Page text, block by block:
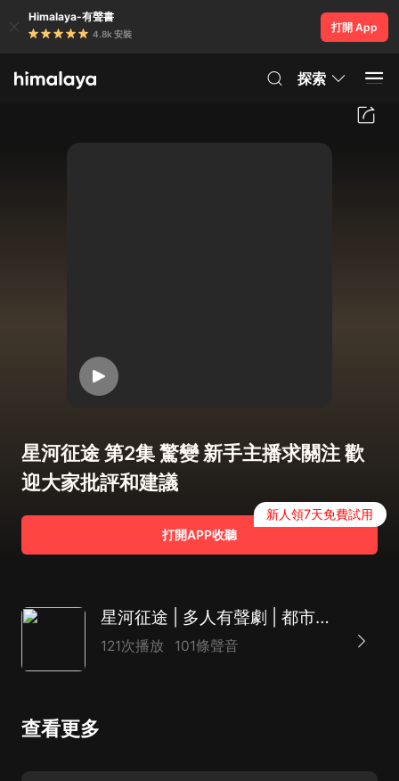
Himalaya-有聲書
4.8k 安裝
打開 App
探索
星河征途 第2集 驚變 新手主播求關注 歡
迎大家批評和建議
打開APP收聽
新人領7天免費試用
星河征途 | 多人有聲劇 | 都市搞笑 | 科幻
121次播放 101條聲音
查看更多